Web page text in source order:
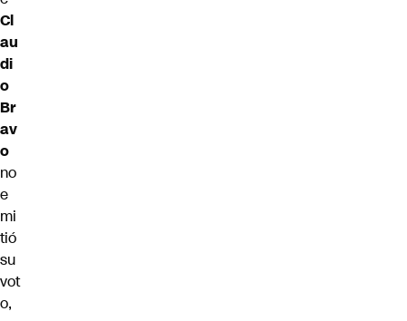
Cl
au
di
o
Br
av
o
no
e
mi
tió
su
vot
o,